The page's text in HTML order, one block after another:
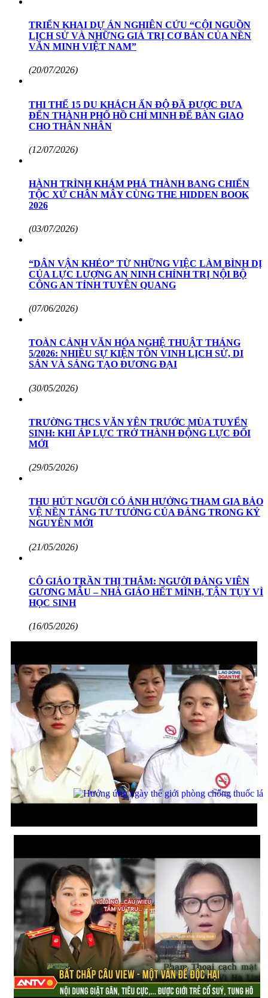
TRIỂN KHAI DỰ ÁN NGHIÊN CỨU “CỘI NGUỒN
LỊCH SỬ VÀ NHỮNG GIÁ TRỊ CƠ BẢN CỦA NỀN
VĂN MINH VIỆT NAM”
(20/07/2026)
THI THỂ 15 DU KHÁCH ẤN ĐỘ ĐÃ ĐƯỢC ĐƯA
ĐẾN THÀNH PHỐ HỒ CHÍ MINH ĐỂ BÀN GIAO
CHO THÂN NHÂN
(12/07/2026)
HÀNH TRÌNH KHÁM PHÁ THÀNH BANG CHIẾN
TỘC XỨ CHÂN MÂY CÙNG THE HIDDEN BOOK
2026
(03/07/2026)
“DÂN VẬN KHÉO” TỪ NHỮNG VIỆC LÀM BÌNH DỊ
CỦA LỰC LƯỢNG AN NINH CHÍNH TRỊ NỘI BỘ
CÔNG AN TỈNH TUYÊN QUANG
(07/06/2026)
TOÀN CẢNH VĂN HÓA NGHỆ THUẬT THÁNG
5/2026: NHIỀU SỰ KIỆN TÔN VINH LỊCH SỬ, DI
SẢN VÀ SÁNG TẠO ĐƯƠNG ĐẠI
(30/05/2026)
TRƯỜNG THCS VĂN YÊN TRƯỚC MÙA TUYỂN
SINH: KHI ÁP LỰC TRỞ THÀNH ĐỘNG LỰC ĐỔI
MỚI
(29/05/2026)
THU HÚT NGƯỜI CÓ ẢNH HƯỞNG THAM GIA BẢO
VỆ NỀN TẢNG TƯ TƯỞNG CỦA ĐẢNG TRONG KỶ
NGUYÊN MỚI
(21/05/2026)
CÔ GIÁO TRẦN THỊ THẮM: NGƯỜI ĐẢNG VIÊN
GƯƠNG MẪU – NHÀ GIÁO HẾT MÌNH, TẬN TỤY VÌ
HỌC SINH
(16/05/2026)